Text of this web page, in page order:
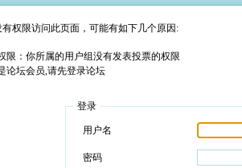
权限访问此页面，可能有如下几个原因:
限：你所属的用户组没有发表投票的权限
论坛会员,请先登录论坛
登录
用户名
密码